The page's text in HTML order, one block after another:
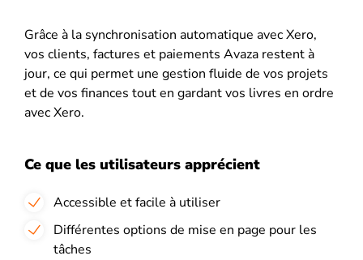
Grâce à la synchronisation automatique avec Xero,
vos clients, factures et paiements Avaza restent à
jour, ce qui permet une gestion fluide de vos projets
et de vos finances tout en gardant vos livres en ordre
avec Xero.
Ce que les utilisateurs apprécient
Accessible et facile à utiliser
Différentes options de mise en page pour les
tâches